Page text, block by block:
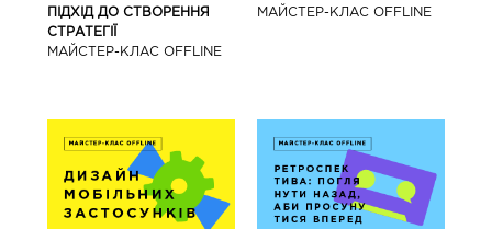
ПІДХІД ДО СТВОРЕННЯ
СТРАТЕГІЇ
МАЙCТЕР-КЛАС OFFLINE
МАЙCТЕР-КЛАС OFFLINE